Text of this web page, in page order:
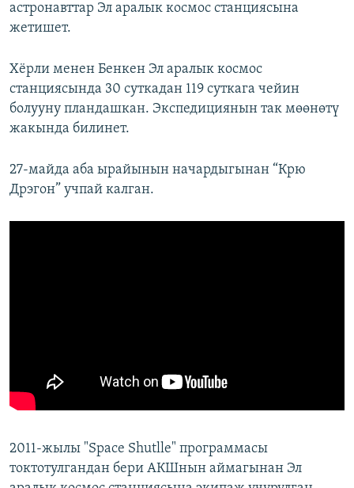
астронавттар Эл аралык космос станциясына
жетишет.
Хёрли менен Бенкен Эл аралык космос
станциясында 30 суткадан 119 суткага чейин
болууну пландашкан. Экспедициянын так мөөнөтү
жакында билинет.
27-майда аба ырайынын начардыгынан “Крю
Дрэгон” учпай калган.
2011-жылы "Space Shutlle" программасы
токтотулгандан бери АКШнын аймагынан Эл